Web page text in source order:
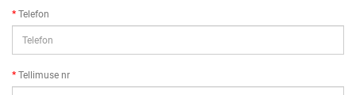
Telefon
Tellimuse nr